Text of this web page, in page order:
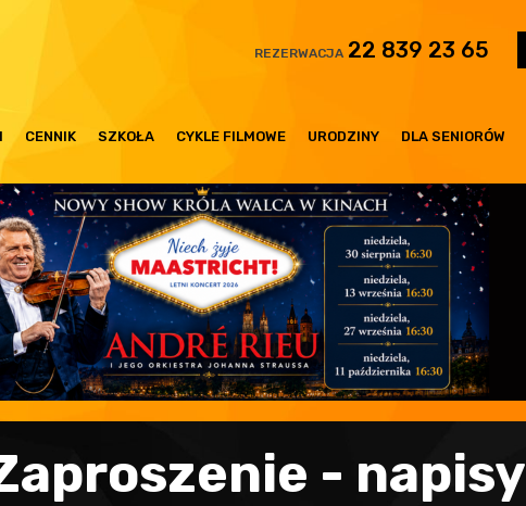
REZERWACJA 22 839 23 65
CENNIK SZKOŁA CYKLE FILMOWE URODZINY DLA SENIORÓW
- napisy